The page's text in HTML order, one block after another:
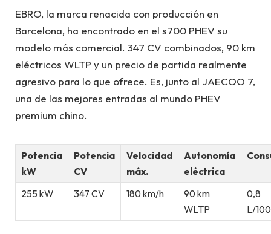
EBRO, la marca renacida con producción en
Barcelona, ha encontrado en el s700 PHEV su
modelo más comercial. 347 CV combinados, 90 km
eléctricos WLTP y un precio de partida realmente
agresivo para lo que ofrece. Es, junto al JAECOO 7,
una de las mejores entradas al mundo PHEV
premium chino.
Potencia
kW
Potencia
CV
Velocidad
máx.
Autonomía
eléctrica
255 kW 347 CV 180 km/h
90 km
WLTP
0,8
L/